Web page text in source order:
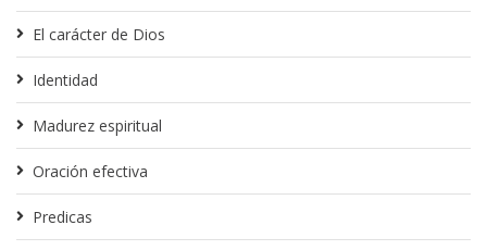
El carácter de Dios
Identidad
Madurez espiritual
Oración efectiva
Predicas